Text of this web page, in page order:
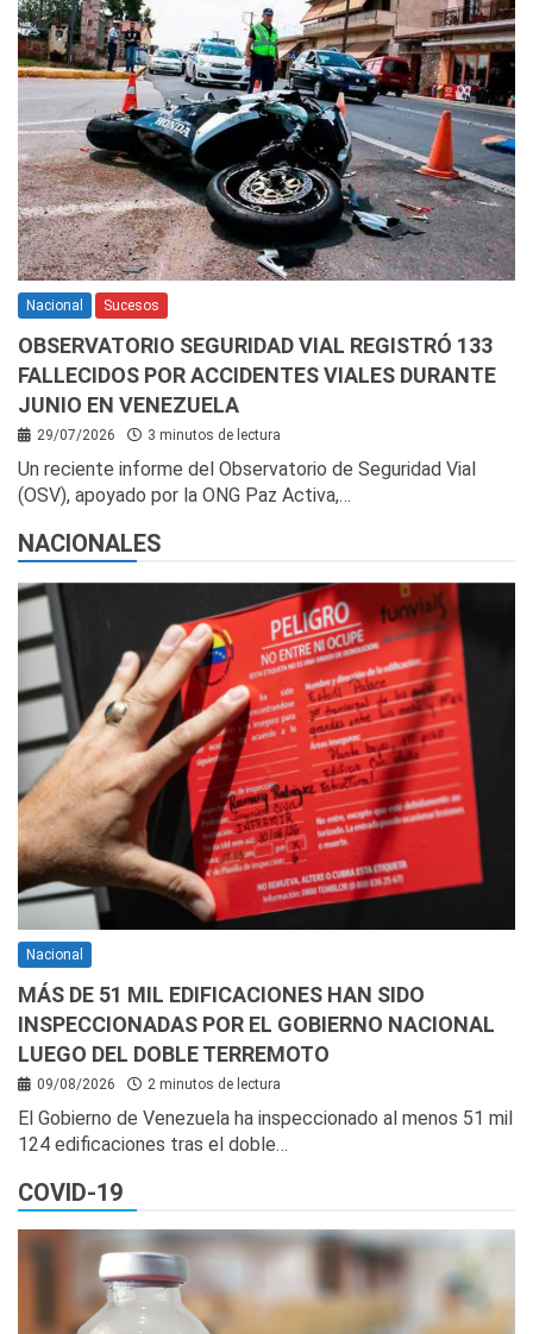
Nacional Sucesos
OBSERVATORIO SEGURIDAD VIAL REGISTRÓ 133
FALLECIDOS POR ACCIDENTES VIALES DURANTE
JUNIO EN VENEZUELA
29/07/2026 3 minutos de lectura
Un reciente informe del Observatorio de Seguridad Vial
(OSV), apoyado por la ONG Paz Activa,…
NACIONALES
Nacional
MÁS DE 51 MIL EDIFICACIONES HAN SIDO
INSPECCIONADAS POR EL GOBIERNO NACIONAL
LUEGO DEL DOBLE TERREMOTO
09/08/2026 2 minutos de lectura
El Gobierno de Venezuela ha inspeccionado al menos 51 mil
124 edificaciones tras el doble…
COVID-19